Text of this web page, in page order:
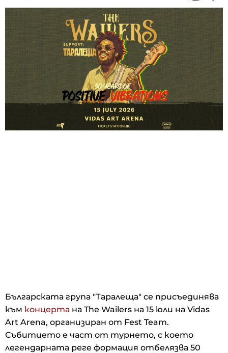
Българската група "Таралеща" се присъединява
към концерта на The Wailers на 15 юли на Vidas
Art Arena, организиран от Fest Team.
Събитието е част от турнето, с което
легендарната реге формация отбелязва 50